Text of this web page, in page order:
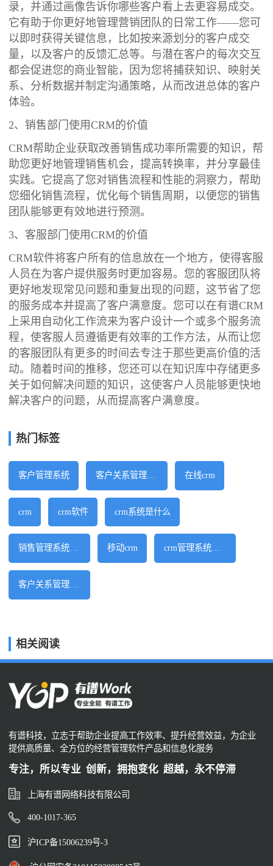
录，并通过画像告诉你哪些客户看上去更容易成交。
它有助于你更好地管理营销团队的日常工作——您可
以即时获得关键信息，比如按来源划分的客户成交
量，以及客户的反馈汇总等。与潜在客户的每次交互
都会促进您的商业智能，因为您将捕获知识、映射关
系、分析数据并制定沟通策略，从而改进总体的客户
体验。
2、销售部门使用CRM的价值
CRM帮助企业获取改善销售成功率所需要的知识，帮
助您更好地管理销售机会，提高转换率，并分享最佳
实践。它提高了您对销售流程和性能的洞察力，帮助
您细化销售流程，优化每个销售周期，以便您的销售
团队能够更有效地进行预测。
3、客服部门使用CRM的价值
CRM软件将客户所有的信息放在一个地方，使得客服
人员在为客户提供服务时更加容易。您的客服团队将
更好地发现常见问题和重复出现的问题，这节省了您
的服务成本并提高了客户满意度。您可以在有谱CRM
上采用自动化工作流来为客户设计一个或多个服务流
程，使客服人员遵循更有效率的工作方法，从而让您
的客服团队有更多的时间去专注于那些更高价值的活
动。随着时间的推移，您还可以在知识库中存储更多
关于如何解决问题的知识，这使客户人员能够更快地
解决客户的问题，从而提高客户满意度。
热门标签
客户管理系统 客户关系管理软件 在线crm
crm crm软件 crm系统是什么
销售管理系统软件 移动crm crm管理系统软件
客户关系管理系统
相关阅读
有谱科技，立志于帮助企业提高工作效率、提升经营效益，为企业
提供高质量、全方位的经营管理软件产品和信息化服务
专注，所以专业 创新，拥抱变化 超越，永不停滞
上海有谱网络科技有限公司
400-1017-365
沪ICP备15006239号-3